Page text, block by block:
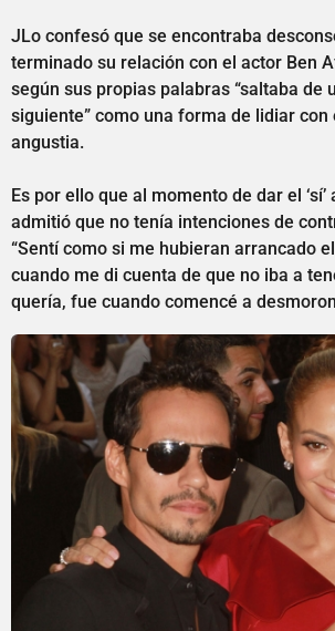
JLo confesó que se encontraba
terminado su relación con el actor Ben
según sus propias palabras “saltaba de
siguiente” como una forma de lidiar con
angustia.
Es por ello que al momento de dar el
admitió que no tenía intenciones de
“Sentí como si me hubieran arrancado
cuando me di cuenta de que no iba a
quería, fue cuando comencé a